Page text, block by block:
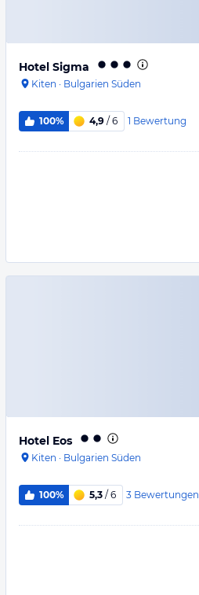
Hotel Sigma
Kiten · Bulgarien Süden
100% 4,9 / 6 1 Bewertung
Hotel Eos
Kiten · Bulgarien Süden
100% 5,3 / 6 3 Bewertungen